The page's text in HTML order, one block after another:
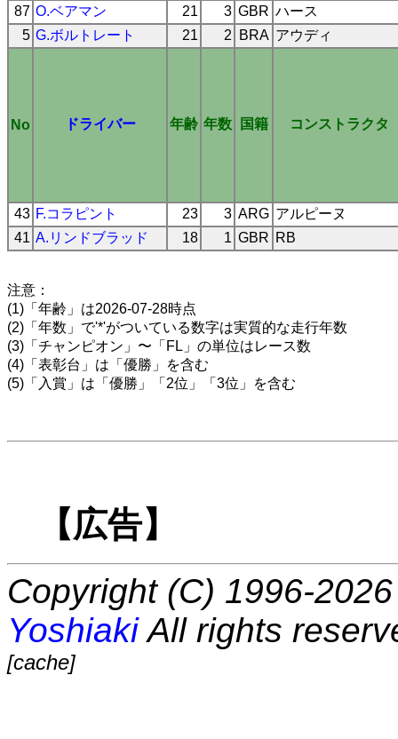
87 O.ベアマン 21 3 GBR ハース
5 G.ボルトレート 21 2 BRA アウディ
No ドライバー 年齢 年数 国籍 コンストラクタ
43 F.コラピント 23 3 ARG アルピーヌ
41 A.リンドブラッド 18 1 GBR RB
注意：
(1)「年齢」は2026-07-28時点
(2)「年数」で'*'がついている数字は実質的な走行年数
(3)「チャンピオン」〜「FL」の単位はレース数
(4)「表彰台」は「優勝」を含む
(5)「入賞」は「優勝」「2位」「3位」を含む
【広告】
Copyright (C) 1996-
YoshiakiAll rights
[cache]